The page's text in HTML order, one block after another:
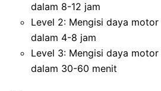
dalam 8-12 jam
Level 2: Mengisi daya
dalam 4-8 jam
Level 3: Mengisi daya
dalam 30-60 menit